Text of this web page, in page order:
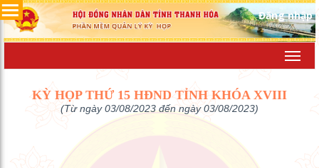
Đăng nhập
KỲ HỌP THỨ 15 HĐND TỈNH KHÓA XVIII
(Từ ngày 03/08/2023 đến ngày 03/08/2023)